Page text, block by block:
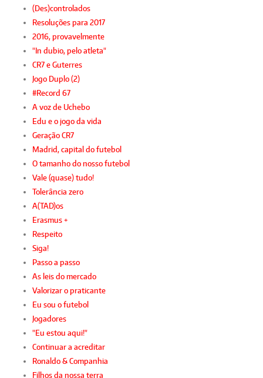
(Des)controlados
Resoluções para 2017
2016, provavelmente
"In dubio, pelo atleta"
CR7 e Guterres
Jogo Duplo (2)
#Record 67
A voz de Uchebo
Edu e o jogo da vida
Geração CR7
Madrid, capital do futebol
O tamanho do nosso futebol
Vale (quase) tudo!
Tolerância zero
A(TAD)os
Erasmus +
Respeito
Siga!
Passo a passo
As leis do mercado
Valorizar o praticante
Eu sou o futebol
Jogadores
"Eu estou aqui!"
Continuar a acreditar
Ronaldo & Companhia
Filhos da nossa terra